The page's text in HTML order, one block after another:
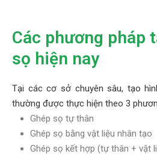
Các phương pháp
sọ hiện nay
Tại các cơ sở chuyên sâu, tạo
thường được thực hiện theo 3
Ghép sọ tự thân
Ghép sọ bằng vật liệu nhân tạo
Ghép sọ kết hợp (tự thân + vật